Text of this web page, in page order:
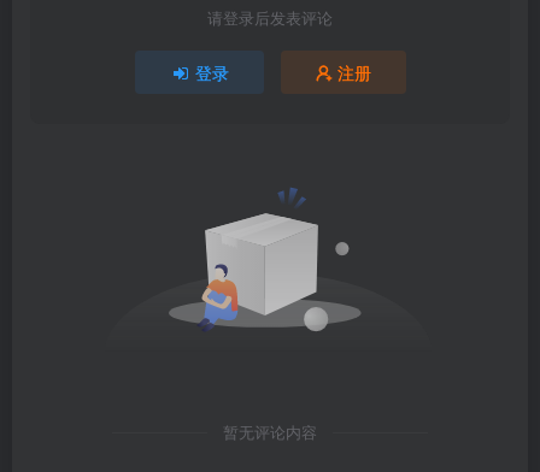
请登录后发表评论
登录 注册
暂无评论内容